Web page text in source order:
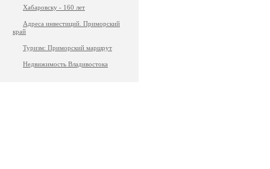
Хабаровску - 160 лет
Адреса инвестиций. Приморский
край
Туризм: Приморский маршрут
Недвижимость Владивостока